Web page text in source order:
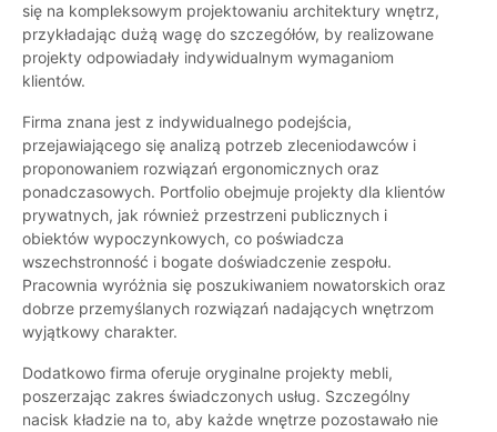
się na kompleksowym projektowaniu architektury wnętrz,
przykładając dużą wagę do szczegółów, by realizowane
projekty odpowiadały indywidualnym wymaganiom
klientów.
Firma znana jest z indywidualnego podejścia,
przejawiającego się analizą potrzeb zleceniodawców i
proponowaniem rozwiązań ergonomicznych oraz
ponadczasowych. Portfolio obejmuje projekty dla klientów
prywatnych, jak również przestrzeni publicznych i
obiektów wypoczynkowych, co poświadcza
wszechstronność i bogate doświadczenie zespołu.
Pracownia wyróżnia się poszukiwaniem nowatorskich oraz
dobrze przemyślanych rozwiązań nadających wnętrzom
wyjątkowy charakter.
Dodatkowo firma oferuje oryginalne projekty mebli,
poszerzając zakres świadczonych usług. Szczególny
nacisk kładzie na to, aby każde wnętrze pozostawało nie